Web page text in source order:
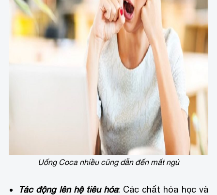
Uống Coca nhiều cũng dẫn đến mất ngủ
Tác động lên hệ tiêu hóa: Các chất hóa học và